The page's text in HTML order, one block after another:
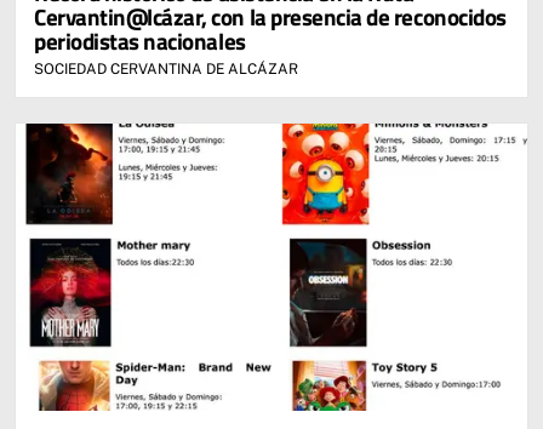
Cervantin@lcázar, con la presencia de reconocidos
periodistas nacionales
SOCIEDAD CERVANTINA DE ALCÁZAR